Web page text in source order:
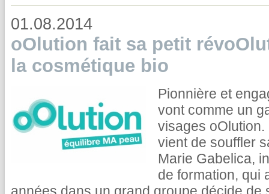
01.08.2014
oOlution fait sa petit
la cosmétique bio
Pionnière et
vont comme un
visages
vient de souffler
Marie Gabelica,
de formation, qui